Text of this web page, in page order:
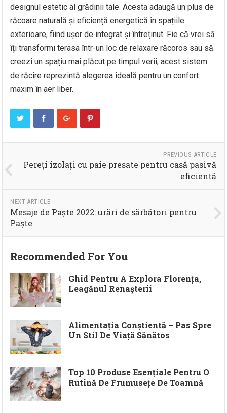
designul estetic al grădinii tale. Acesta adaugă un plus de
răcoare naturală și eficiență energetică în spațiile
exterioare, fiind ușor de integrat și întreținut. Fie că vrei să
îți transformi terasa într-un loc de relaxare răcoros sau să
creezi un spațiu mai plăcut pe timpul verii, acest sistem
de răcire reprezintă alegerea ideală pentru un confort
maxim în aer liber.
PREVIOUS ARTICLE
Pereți izolați cu paie presate pentru casă pasivă
eficientă
NEXT ARTICLE
Mesaje de Paște 2022: urări de sărbători pentru
Paște
Recommended For You
Ghid Pentru A Explora Florența,
Leagănul Renașterii
Alimentația Conștientă – Pas Spre
Un Stil De Viață Sănătos
Top 10 Produse Esențiale Pentru O
Rutină De Frumusețe De Toamnă